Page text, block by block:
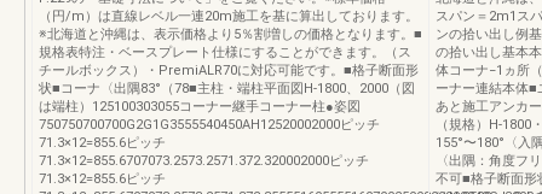
（円/m）は直線レベル一連20m施工を基に算出しております。
※北海道と沖縄は、表示価格より5％割増しの価格となります。■
規格表特注・ベースプレート仕様にすることができます。（ス
チールボックス）・PremiALR70に対応可能です。■格子断面形
状■コーナ〈出隅83°（78■主柱・端柱平面図H-1800、2000（図
は端柱）125100303055コーナー継手コーナー柱●姿図
750750700700G2G1G3555540450AH12520002000ピッチ
71.3×12=855.6ピッチ
71.3×12=855.6707073.2573.2571.372.320002000ピッチ
71.3×12=855.6ピッチ
スパン＝2m1ス
ンの拾い出し例
の拾い出し基本
体コーナ−1ヵ所
ーナー連結本体
あと施工アンカ
（規格）H-1800
155°〜180°〈入
〈出隅：角度フ
不可■格子断面